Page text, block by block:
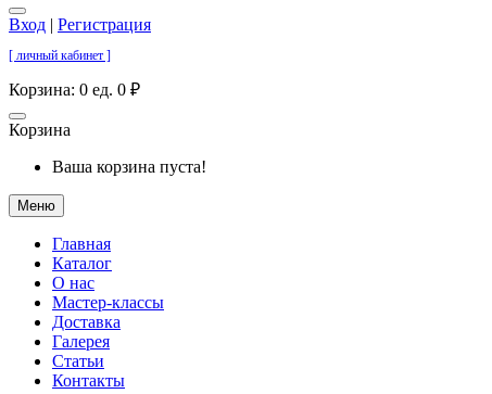
Вход | Регистрация
[ личный кабинет ]
Корзина: 0 ед. 0 ₽
Корзина
Ваша корзина пуста!
Меню
Главная
Каталог
О нас
Мастер-классы
Доставка
Галерея
Статьи
Контакты